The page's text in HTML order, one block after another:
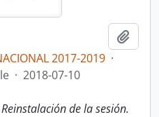
2017-2019 ·
· 2018-07-10
Reinstalación de la sesión.